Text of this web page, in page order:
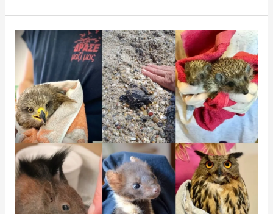
Giving
Back
Monthly
Σεπτέμβριος
2021
–
Δράση
για
την
Άγρια